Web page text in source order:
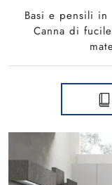
Basi e pensili in
Canna di